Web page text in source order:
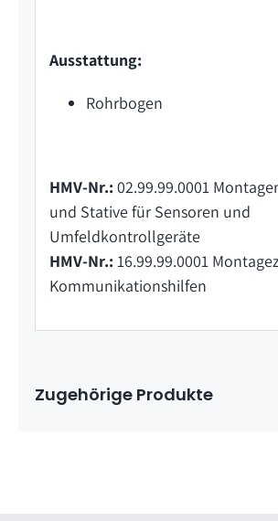
Ausstattung:
Rohrbogen
HMV-Nr.: 02.99.99.0001
und Stative für Sensoren und
Umfeldkontrollgeräte
HMV-Nr.: 16.99.99.0001
Kommunikationshilfen
Zugehörige Produkte